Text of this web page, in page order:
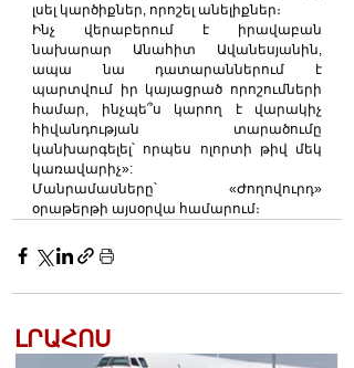
լսել կարծիքներ, որոշել անելիքներ։
Ինչ վերաբերում է իրավաբան
նախարար Անահիտ Ավանեսյանին,
ապա նա դատարաններում է
պարտվում իր կայացրած որոշումների
համար, ինչպե՞ս կարող է վարակիչ
հիվանդության տարածումը
կանխարգելել՝ որպես ոլորտի թիվ մեկ
կառավարիչ»:
Մանրամասները՝ «Ժողովուրդ»
օրաթերթի այսօրվա համարում։
ԼՐԱՀՈՍ